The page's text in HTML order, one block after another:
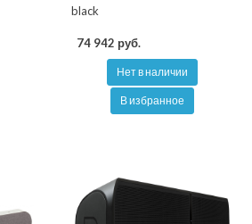
black
74 942 руб.
Нет в наличии
В избранное